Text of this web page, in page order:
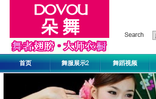
首页 舞服展示2 舞蹈视频